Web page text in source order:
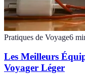
Pratiques de Voyage6
Les Meilleurs
Voyager Léger